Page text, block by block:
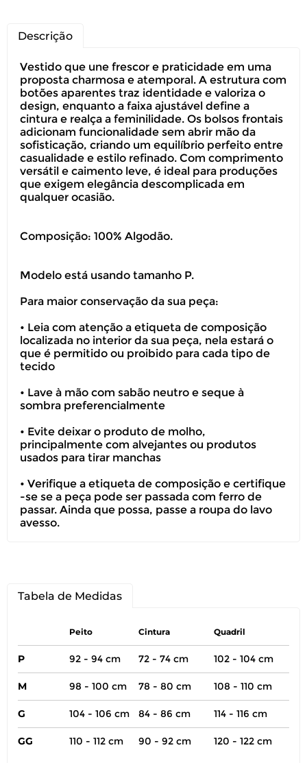
Descrição
Vestido que une frescor e praticidade em uma
proposta charmosa e atemporal. A estrutura com
botões aparentes traz identidade e valoriza o
design, enquanto a faixa ajustável define a
cintura e realça a feminilidade. Os bolsos frontais
adicionam funcionalidade sem abrir mão da
sofisticação, criando um equilíbrio perfeito entre
casualidade e estilo refinado. Com comprimento
versátil e caimento leve, é ideal para produções
que exigem elegância descomplicada em
qualquer ocasião.
Composição: 100% Algodão.
Modelo está usando tamanho P.
Para maior conservação da sua peça:
• Leia com atenção a etiqueta de composição
localizada no interior da sua peça, nela estará o
que é permitido ou proibido para cada tipo de
tecido
• Lave à mão com sabão neutro e seque à
sombra preferencialmente
• Evite deixar o produto de molho,
principalmente com alvejantes ou produtos
usados para tirar manchas
• Verifique a etiqueta de composição e certifique
-se se a peça pode ser passada com ferro de
passar. Ainda que possa, passe a roupa do lavo
avesso.
Tabela de Medidas
Peito Cintura Quadril
P 92 - 94 cm 72 - 74 cm 102 - 104 cm
M 98 - 100 cm 78 - 80 cm 108 - 110 cm
G 104 - 106 cm 84 - 86 cm 114 - 116 cm
GG 110 - 112 cm 90 - 92 cm 120 - 122 cm